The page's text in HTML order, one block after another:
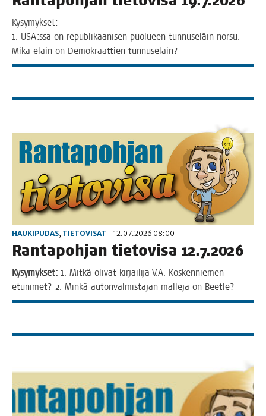
Kysy­myk­set:
1. USA:ssa on republi­kaa­ni­sen puo­lu­een tun­nuse­läin nor­su.
Mikä eläin on Demo­kraat­tien tunnuseläin?
HAUKIPUDAS, TIETOVISAT 12.07.2026 08:00
Ran­ta­poh­jan tie­to­vi­sa 12.7.2026
Kysy­myk­set: 1. Mit­kä oli­vat kir­jai­li­ja V.A. Kos­ken­nie­men
etu­ni­met? 2. Min­kä auton­val­mis­ta­jan mal­le­ja on Beetle?